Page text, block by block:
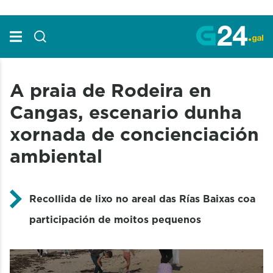
A praia de Rodeira en
Cangas, escenario dunha
xornada de concienciación
ambiental
Recollida de lixo no areal das Rías Baixas coa
participación de moitos pequenos